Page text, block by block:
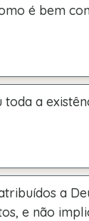
é bem
toda a
a
e não